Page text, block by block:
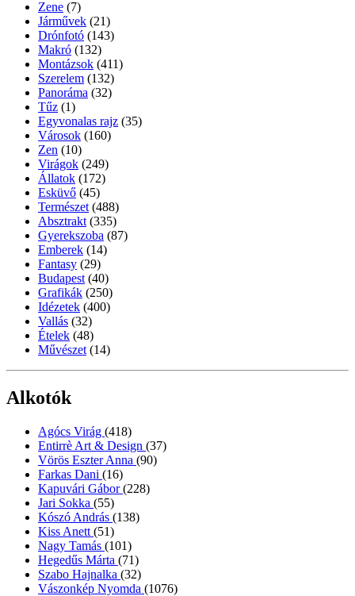
Zene (7)
Járművek (21)
Drónfotó (143)
Makró (132)
Montázsok (411)
Szerelem (132)
Panoráma (32)
Tűz (1)
Egyvonalas rajz (35)
Városok (160)
Zen (10)
Virágok (249)
Állatok (172)
Esküvő (45)
Természet (488)
Absztrakt (335)
Gyerekszoba (87)
Emberek (14)
Fantasy (29)
Budapest (40)
Grafikák (250)
Idézetek (400)
Vallás (32)
Ételek (48)
Művészet (14)
Alkotók
Agócs Virág (418)
Entirrè Art & Design (37)
Vörös Eszter Anna (90)
Farkas Dani (16)
Kapuvári Gábor(228)
Jari Sokka (55)
Kószó András (138)
Kiss Anett (51)
Nagy Tamás (101)
Hegedűs Márta (71)
Szabo Hajnalka (32)
Vászonkép Nyomda (1076)